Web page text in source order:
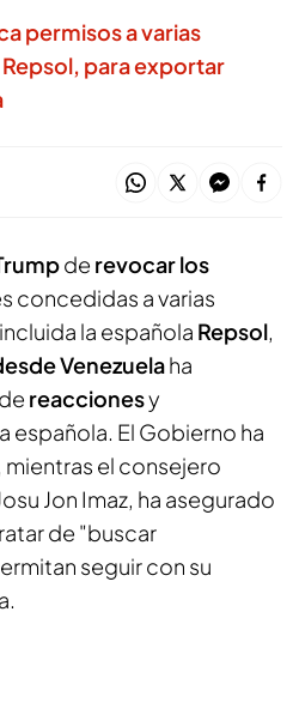
permisos a varias
para exportar
de revocar los
concedidas a varias
la española Repsol,
Venezuelaha
reaccionesy
española. El Gobierno ha
el consejero
Jon Imaz, ha asegurado
de "buscar
seguir con su